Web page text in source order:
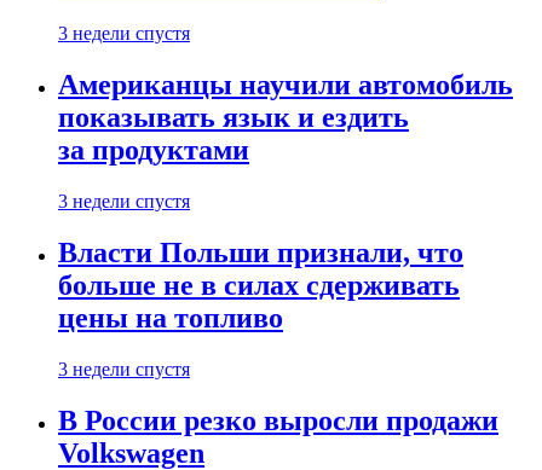
3 недели спустя
Американцы научили автомобиль
показывать язык и ездить
за продуктами
3 недели спустя
Власти Польши признали, что
больше не в силах сдерживать
цены на топливо
3 недели спустя
В России резко выросли продажи
Volkswagen